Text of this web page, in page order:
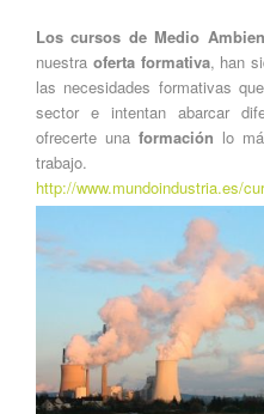
Los cursos de Medio
nuestra oferta formativa, han
las necesidades formativas
sector e intentan abarcar
ofrecerte una formación lo
trabajo.
http://www.mundoindustria.es/